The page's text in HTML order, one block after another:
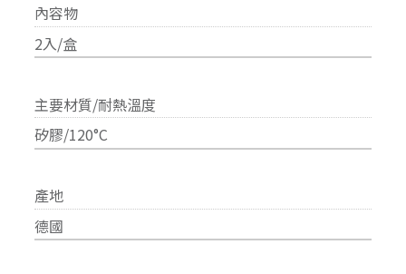
內容物
2入/盒
主要材質/耐熱溫度
矽膠/120°C
產地
德國